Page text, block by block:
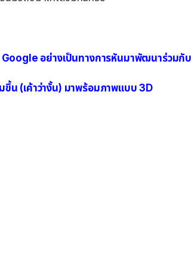
Google อย่างเป็นทางการหันมาพัฒนาร่วมกั
ขึ้น (เค้าว่างั้น) มาพร้อมภาพแบบ 3D